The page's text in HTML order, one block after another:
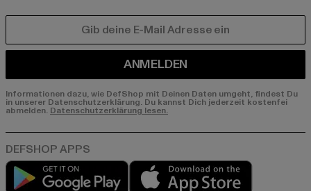
ANMELDEN
Informationen dazu, wie DefShop mit Deinen Daten umgeht, findest Du
in unserer Datenschutzerklärung. Du kannst Dich jederzeit kostenfei
abmelden.Datenschutzerklärung lesen.
Play market